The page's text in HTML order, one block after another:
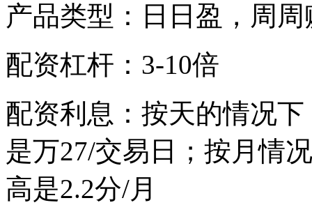
产品类型：日日盈，周
配资杠杆：3-10倍
配资利息：按天的情况
是万27/交易日；按月情
高是2.2分/月